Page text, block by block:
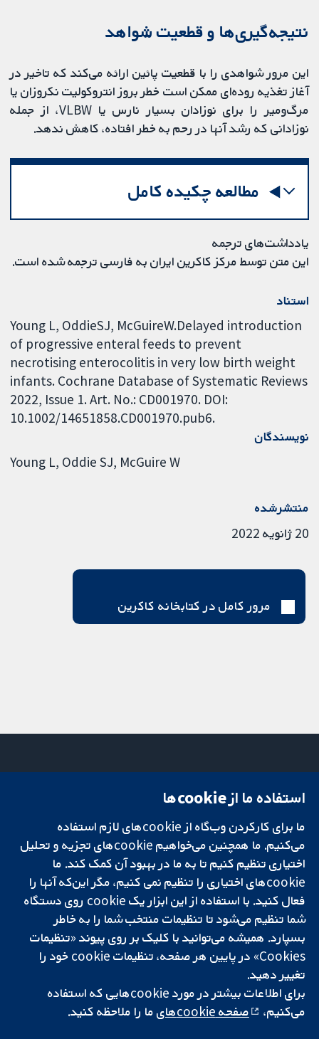
نتیجه‌گیری‌ها و قطعیت شواهد
این مرور شواهدی را با قطعیت پائین ارائه می‌کند که تاخیر در
آغاز تغذیه روده‌ای ممکن است خطر بروز انتروکولیت نکروزان یا
مرگ‌ومیر را برای نوزادان بسیار نارس یا VLBW، از جمله
نوزادانی که رشد آنها در رحم به خطر افتاده، کاهش ندهد.
مطالعه چکیده کامل
یادداشت‌های ترجمه
این متن توسط مرکز کاکرین ایران به فارسی ترجمه شده است.
استناد
Young L, OddieSJ, McGuireW.Delayed introduction
of progressive enteral feeds to prevent
necrotising enterocolitis in very low birth weight
infants. Cochrane Database of Systematic Reviews
2022, Issue 1. Art. No.: CD001970. DOI:
10.1002/14651858.CD001970.pub6.
نویسندگان
Young L Oddie SJ McGuire W
منتشرشده
20 ژانویه 2022
مرور کامل در کتابخانه کاکرین
تحقیقات قابل
اعتماد.
تصمیم‌گیری آگاهانه.
سلامت بهتر.
میدان کاوندیش
لندن
W1G 0AN
بریتانیا
دفتر رسانه‌ای
درباره ما
فرصت‌های
شغلی
Cochrane
Library
شبکه همکاری کاکرین، یک مؤسسه خیریه (شماره 1045921) و یک شرکت با
و ولز است. شماره ثبت مالیات بر ارزش افزوده: GB 718 2127 49.
کپی‌رایت © ۲۰۲۵ همکاری کاکرین
استفاده ما از cookie‌ها
ما برای کارکردن وب‌گاه از cookie‌های لازم استفاده
می‌کنیم. ما همچنین می‌خواهیم cookie‌های تجزیه و تحلیل
اختیاری تنظیم کنیم تا به ما در بهبود آن کمک کند. ما
cookie‌های اختیاری را تنظیم نمی کنیم، مگر این‌که آنها را
فعال کنید. با استفاده از این ابزار یک cookie‌ روی دستگاه
شما تنظیم می‌شود تا تنظیمات منتخب شما را به خاطر
بسپارد. همیشه می‌توانید با کلیک بر روی پیوند «تنظیمات
Cookies» در پایین هر صفحه، تنظیمات cookie‌ خود را
تغییر دهید.
برای اطلاعات بیشتر در مورد cookie‌هایی که استفاده
می‌کنیم،
صفحه cookie‌های ما را ملاحظه کنید.